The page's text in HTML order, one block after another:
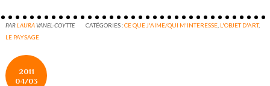
PARLAURAVANEL-COYTTE CATÉGORIES :CE QUE J'AIME/QUI M'INTERESSE L'OBJET D'ART,
LE PAYSAGE
2011
04/03